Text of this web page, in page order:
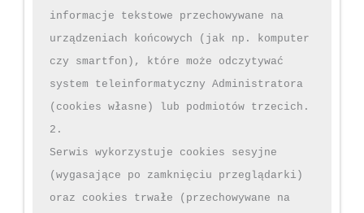
informacje tekstowe przechowywane na
urządzeniach końcowych (jak np. komputer
czy smartfon), które może odczytywać
system teleinformatyczny Administratora
(cookies własne) lub podmiotów trzecich.
2.
Serwis wykorzystuje cookies sesyjne
(wygasające po zamknięciu przeglądarki)
oraz cookies trwałe (przechowywane na